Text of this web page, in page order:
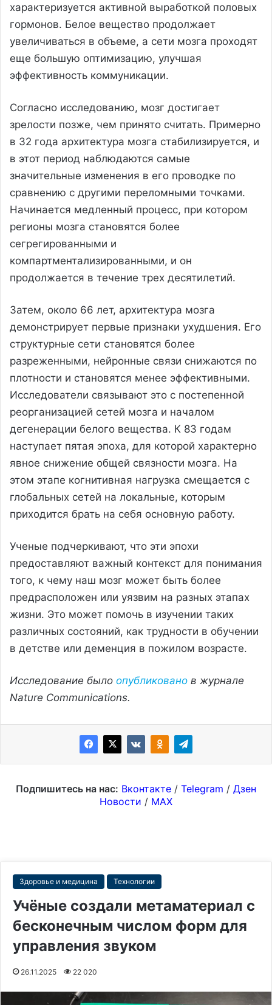
характеризуется активной выработкой половых
гормонов. Белое вещество продолжает
увеличиваться в объеме, а сети мозга проходят
еще большую оптимизацию, улучшая
эффективность коммуникации.
Согласно исследованию, мозг достигает
зрелости позже, чем принято считать. Примерно
в 32 года архитектура мозга стабилизируется, и
в этот период наблюдаются самые
значительные изменения в его проводке по
сравнению с другими переломными точками.
Начинается медленный процесс, при котором
регионы мозга становятся более
сегрегированными и
компартментализированными, и он
продолжается в течение трех десятилетий.
Затем, около 66 лет, архитектура мозга
демонстрирует первые признаки ухудшения. Его
структурные сети становятся более
разреженными, нейронные связи снижаются по
плотности и становятся менее эффективными.
Исследователи связывают это с постепенной
реорганизацией сетей мозга и началом
дегенерации белого вещества. К 83 годам
наступает пятая эпоха, для которой характерно
явное снижение общей связности мозга. На
этом этапе когнитивная нагрузка смещается с
глобальных сетей на локальные, которым
приходится брать на себя основную работу.
Ученые подчеркивают, что эти эпохи
предоставляют важный контекст для понимания
того, к чему наш мозг может быть более
предрасположен или уязвим на разных этапах
жизни. Это может помочь в изучении таких
различных состояний, как трудности в обучении
в детстве или деменция в пожилом возрасте.
Исследование было опубликовано в журнале
Nature Communications.
Подпишитесь на нас: Вконтакте / Telegram / Дзен
Новости / MAX